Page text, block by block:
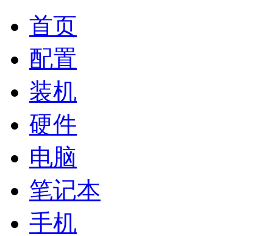
首页
配置
装机
硬件
电脑
笔记本
手机